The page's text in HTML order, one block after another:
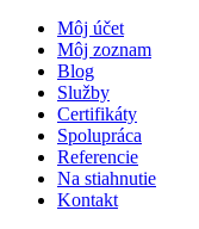
Môj účet
Môj zoznam
Blog
Služby
Certifikáty
Spolupráca
Referencie
Na stiahnutie
Kontakt